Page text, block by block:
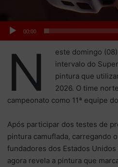
00:00
N
este domingo
intervalo do
pintura que
2026. O time
campeonato como 11ª equipe
Após participar dos testes de
pintura camuflada, carregando
fundadores dos Estados
agora revela a pintura que